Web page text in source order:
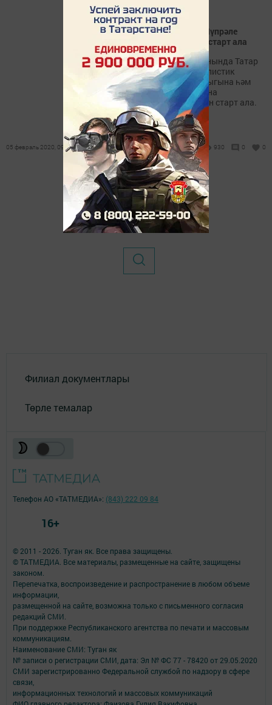
ТАССРның 100 еллыгы – Чүпрәле
районында фотомарафон старт ала
Чүпрәле муниципаль районында Татар
Автономияле Совет Социалистик
Республикасының 100 еллыгына һәм
район оешуның 90 еллыгына
багышланган фотомарафон старт ала.
05 февраль 2020, 09:19 930 0 0
Филиал документлары
Төрле темалар
© 2011 - 2026. Туган як. Все права защищены.
© ТАТМЕДИА. Все материалы, размещенные на сайте, защищены
законом.
Перепечатка, воспроизведение и распространение в любом объеме
информации,
размещенной на сайте, возможна только с письменного согласия
редакций СМИ.
При поддержке Республиканского агентства по печати и массовым
коммуникациям.
Наименование СМИ: Туган як
№ записи о регистрации СМИ, дата: Эл № ФС 77 - 78420 от 29.05.2020
СМИ зарегистрированно Федеральной службой по надзору в сфере
связи,
информационных технологий и массовых коммуникаций
Телефон АО «ТАТМЕДИА»: (843) 222 09 84
16+